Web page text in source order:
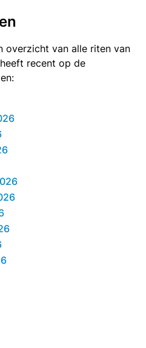
overzicht van alle riten van
recent op de